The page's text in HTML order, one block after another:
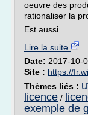
oeuvre des
rationaliser la
Est aussi...
Lire la suite
Date: 2017-10-
Site : https://
Thèmes liés :
licence /
exemple de